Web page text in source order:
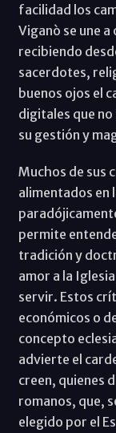
facilidad los
Viganò se une
recibiendo
sacerdotes,
buenos ojos el
digitales que
su gestión y
Muchos de sus
alimentados en
permite
tradición y
amor a la
servir. Estos
económicos o
concepto
advierte el
creen, quienes
romanos, que,
elegido por el